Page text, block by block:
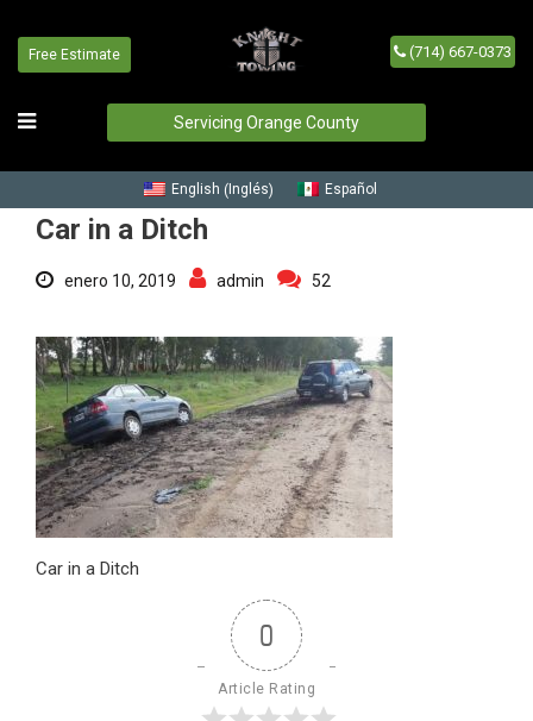
Free Estimate (714) 667-0373
Servicing Orange County
English ( Inglés) Español
Car in a Ditch
Car in a Ditch
enero 10, 2019 admin 52
Car in a Ditch
0
Article Rating